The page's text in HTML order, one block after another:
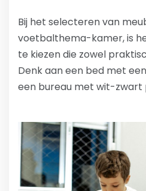
Bij het selecteren van
voetbalthema-kamer, is
te kiezen die zowel
Denk aan een bed met
een bureau met wit-zwart